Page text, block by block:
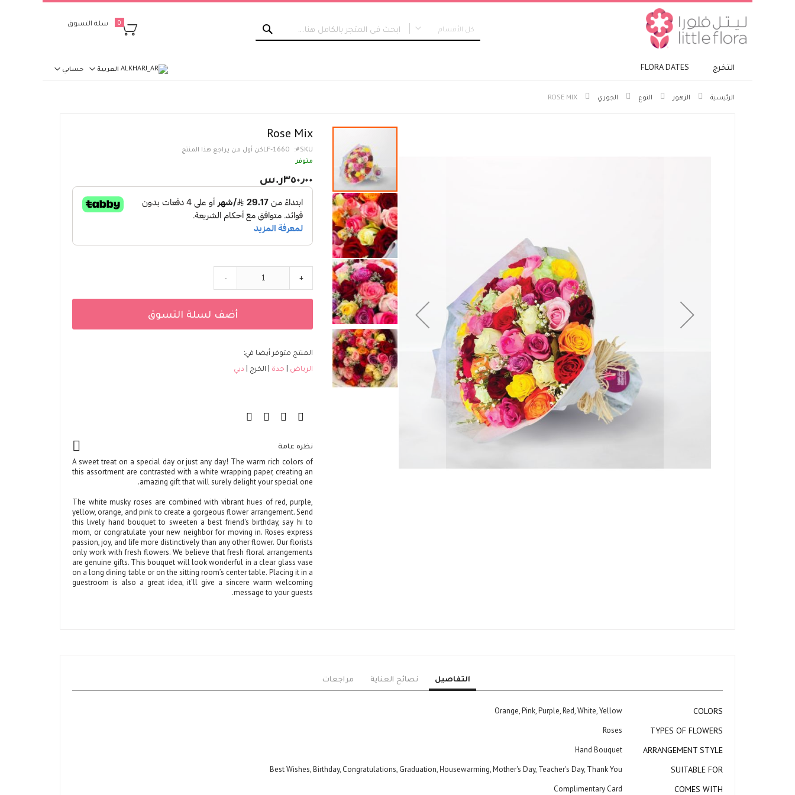
كل الأقسام
سلة التسوق 0
التخرج FLORA DATES العربية حسابي
الرئيسية الزهور النوع الجوري ROSE MIX
Rose Mix
SKU
LF-1660كن أول من يراجع هذا المنتج
متوفر
٣٥٠٫٠٠ر.س‏
- +
أضف لسلة التسوق
المنتج متوفر أيضا في:
الرياض
جدة الخرج دبي
نظره عامة
A sweet treat on a special day or just any day! The warm rich colors of
this assortment are contrasted with a white wrapping paper, creating an
amazing gift that will surely delight your special one.
The white musky roses are combined with vibrant hues of red, purple,
yellow, orange, and pink to create a gorgeous flower arrangement. Send
this lively hand bouquet to sweeten a best friend's birthday, say hi to
mom, or congratulate your new neighbor for moving in. Roses express
passion, joy, and life more distinctively than any other flower. Our florists
only work with fresh flowers. We believe that fresh floral arrangements
are genuine gifts. This bouquet will look wonderful in a clear glass vase
on a long dining table or on the sitting room’s center table. Placing it in a
guestroom is also a great idea, it’ll give a sincere warm welcoming
message to your guests.
التفاصيل
المزيد
من
المعلومات
COLORS
Orange, Pink, Purple, Red, White, Yellow
TYPES OF FLOWERS
Roses
ARRANGEMENT STYLE
Hand Bouquet
SUITABLE FOR
Best Wishes, Birthday, Congratulations, Graduation, Housewarming, Mother's Day, Teacher's Day, Thank You
COMES WITH
Complimentary Card
نصائح العناية مراجعات